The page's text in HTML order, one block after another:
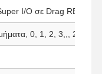
I/O σε Drag
0, 1, 2, 3,,, 255